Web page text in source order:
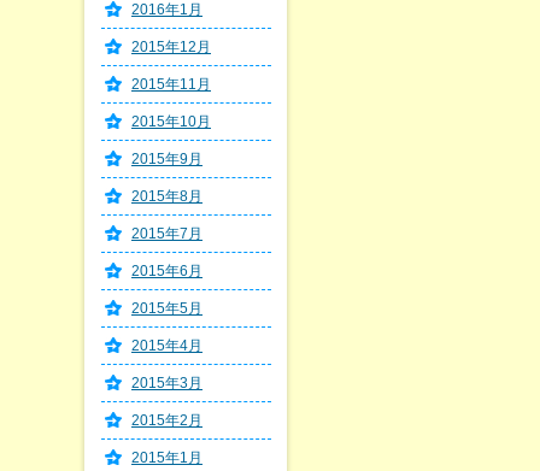
2016年1月
2015年12月
2015年11月
2015年10月
2015年9月
2015年8月
2015年7月
2015年6月
2015年5月
2015年4月
2015年3月
2015年2月
2015年1月